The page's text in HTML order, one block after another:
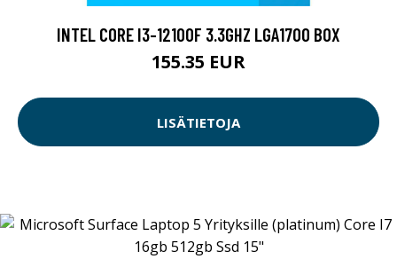
INTEL CORE I3-12100F 3.3GHZ LGA1700 BOX
155.35 EUR
LISÄTIETOJA